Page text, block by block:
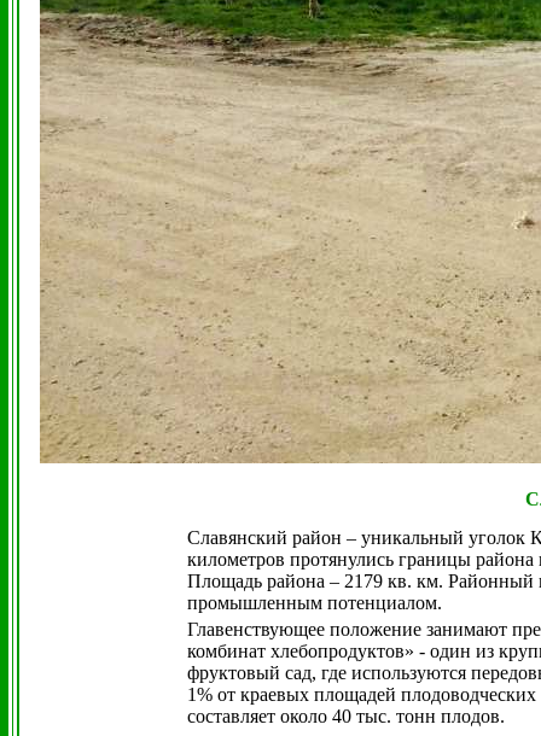
Славянский район – уникальный уголок
километров протянулись границы
Площадь района – 2179 кв. км. Районный
промышленным потенциалом.
Главенствующее положение занимают
комбинат хлебопродуктов» - один из
фруктовый сад, где используются
1% от краевых площадей
составляет около 40 тыс. тонн плодов.